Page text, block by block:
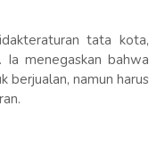
tata kota,
Ia menegaskan bahwa
berjualan, namun harus